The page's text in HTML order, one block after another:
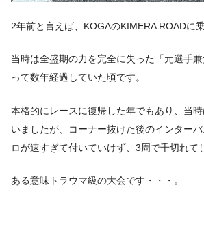
2年前と言えば、KOGAのKIMERA ROADに
当時は全盛期の力を完全に失った「元選手
って数年経過していた頃です。
本格的にレースに復帰した年でもあり、当
いましたが、コーナー抜けた後のインター
ロが速すぎて付いていけず、3周で千切れて
ある意味トラウマ級の大会です・・・。